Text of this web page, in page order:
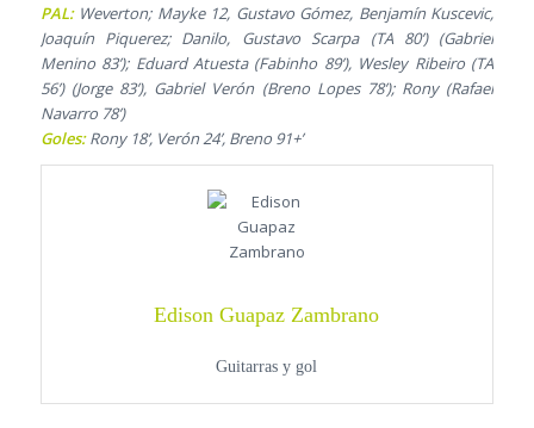
PAL:Weverton; Mayke 12, Gustavo Gómez, Benjamín Kuscevic,
Joaquín Piquerez; Danilo, Gustavo Scarpa (TA 80’) (Gabriel
Menino 83’); Eduard Atuesta (Fabinho 89’), Wesley Ribeiro (TA
56’) (Jorge 83’), Gabriel Verón (Breno Lopes 78’); Rony (Rafael
Navarro 78’)
Goles:Rony 18’, Verón 24’, Breno 91+’
Edison Guapaz Zambrano
Guitarras y gol